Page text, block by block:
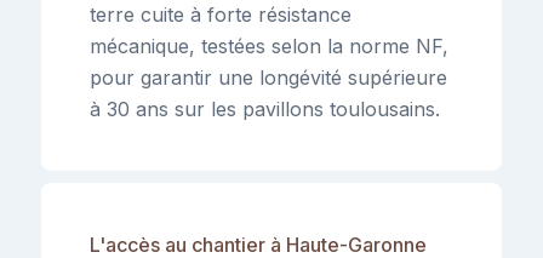
terre cuite à forte résistance
mécanique, testées selon la norme NF,
pour garantir une longévité supérieure
à 30 ans sur les pavillons toulousains.
L'accès au chantier à Haute-Garonne